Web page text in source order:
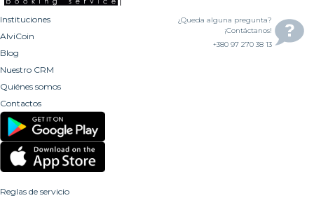
Instituciones
AlviCoin
Blog
Nuestro CRM
Quiénes somos
Contactos
¿Queda alguna pregunta?
¡Contáctanos!
+380 97 270 38 13
Reglas de servicio